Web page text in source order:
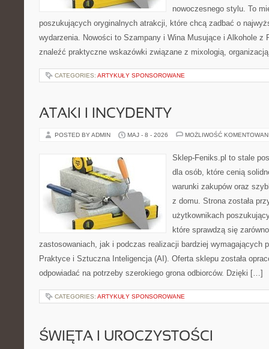
nowoczesnego stylu. To
poszukujących oryginalnych atrakcji, które chcą zadbać o
wydarzenia. Nowości to Szampany i Wina Musujące i Alkohole z
znaleźć praktyczne wskazówki związane z mixologią,
CATEGORIES: ARTYKUŁY SPONSOROWANE
ATAKI I INCYDENTY
POSTED BY ADMIN MAJ - 8 - 2026 MOŻLIWOŚĆ
Sklep-Feniks.pl to stale
dla osób, które cenią
warunki zakupów oraz
z domu. Strona została
użytkownikach
które sprawdzą się
zastosowaniach, jak i podczas realizacji bardziej wymagających
Praktyce i Sztuczna Inteligencja (AI). Oferta sklepu została
odpowiadać na potrzeby szerokiego grona odbiorców. Dzięki […]
CATEGORIES: ARTYKUŁY SPONSOROWANE
ŚWIĘTA I UROCZYSTOŚCI